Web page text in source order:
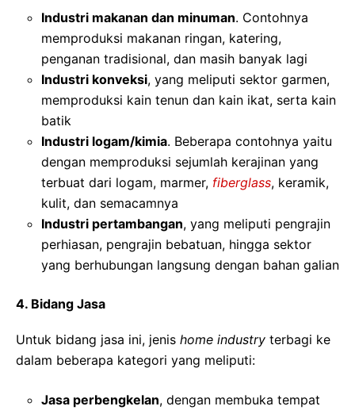
Industri makanan dan minuman. Contohnya
memproduksi makanan ringan, katering,
penganan tradisional, dan masih banyak lagi
Industri konveksi, yang meliputi sektor garmen,
memproduksi kain tenun dan kain ikat, serta kain
batik
Industri logam/kimia. Beberapa contohnya yaitu
dengan memproduksi sejumlah kerajinan yang
terbuat dari logam, marmer, fiberglass, keramik,
kulit, dan semacamnya
Industri pertambangan, yang meliputi pengrajin
perhiasan, pengrajin bebatuan, hingga sektor
yang berhubungan langsung dengan bahan galian
4. Bidang Jasa
Untuk bidang jasa ini, jenis home industry terbagi ke
dalam beberapa kategori yang meliputi:
Jasa perbengkelan, dengan membuka tempat